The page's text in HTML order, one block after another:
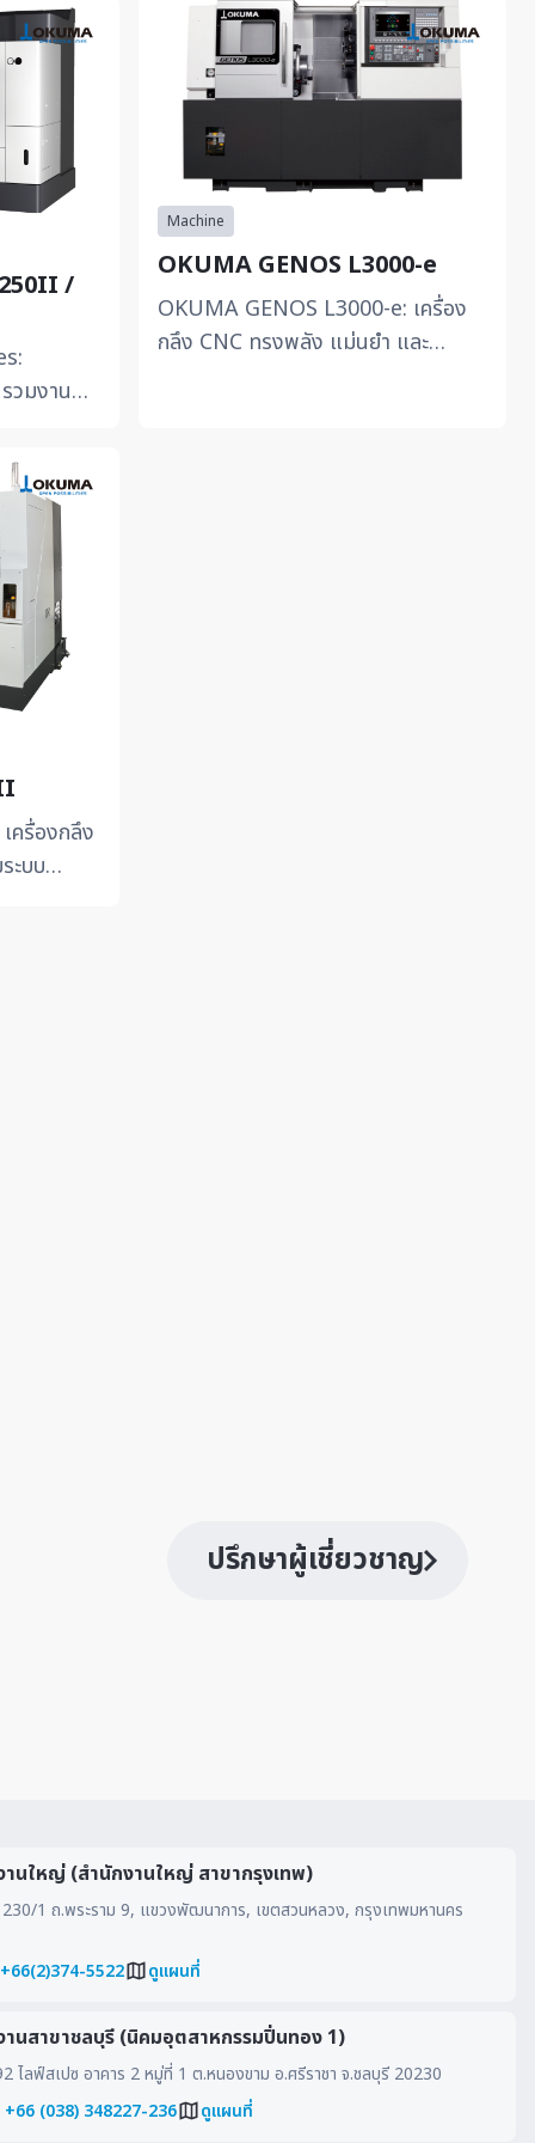
/
วมงาน
Machine
OKUMA GENOS L3000-e
OKUMA GENOS L3000-e: เครื่อง
กลึง CNC ทรงพลัง แม่นยำ และ
ครื่องกลึง
ะบบ
ปรึกษาผู้เชี่ยวชาญ
านใหญ่ (สำนักงานใหญ่ สาขากรุงเทพ)
1 ถ.พระราม 9, แขวงพัฒนาการ, เขตสวนหลวง, กรุงเทพมหานคร
5522 ดูแผนที่
นสาขาชลบุรี (นิคมอุตสาหกรรมปิ่นทอง 1)
ไลฟ์สเปซ อาคาร 2 หมู่ที่ 1 ต.หนองขาม อ.ศรีราชา จ.ชลบุรี 20230
+66 (038) 348227-236
ดูแผนที่